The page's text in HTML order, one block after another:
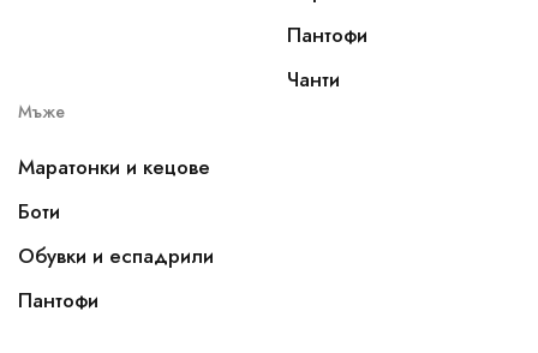
Пантофи
Чанти
Мъже
Маратонки и кецове
Боти
Обувки и еспадрили
Пантофи